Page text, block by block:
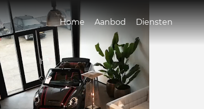
Home Aanbod Diensten